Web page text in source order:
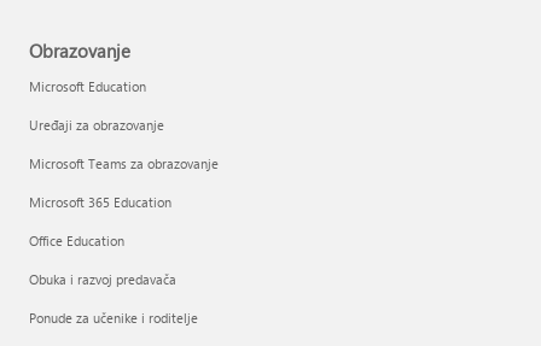
Obrazovanje
Microsoft Education
Uređaji za obrazovanje
Microsoft Teams za obrazovanje
Microsoft 365 Education
Office Education
Obuka i razvoj predavača
Ponude za učenike i roditelje